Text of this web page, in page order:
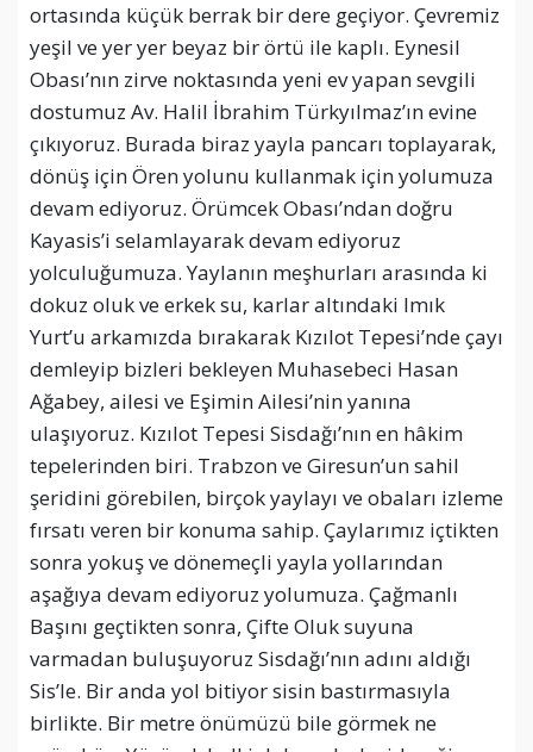
ortasında küçük berrak bir dere geçiyor. Çevremiz
yeşil ve yer yer beyaz bir örtü ile kaplı. Eynesil
Obası’nın zirve noktasında yeni ev yapan sevgili
dostumuz Av. Halil İbrahim Türkyılmaz’ın evine
çıkıyoruz. Burada biraz yayla pancarı toplayarak,
dönüş için Ören yolunu kullanmak için yolumuza
devam ediyoruz. Örümcek Obası’ndan doğru
Kayasis’i selamlayarak devam ediyoruz
yolculuğumuza. Yaylanın meşhurları arasında ki
dokuz oluk ve erkek su, karlar altındaki Imık
Yurt’u arkamızda bırakarak Kızılot Tepesi’nde çayı
demleyip bizleri bekleyen Muhasebeci Hasan
Ağabey, ailesi ve Eşimin Ailesi’nin yanına
ulaşıyoruz. Kızılot Tepesi Sisdağı’nın en hâkim
tepelerinden biri. Trabzon ve Giresun’un sahil
şeridini görebilen, birçok yaylayı ve obaları izleme
fırsatı veren bir konuma sahip. Çaylarımız içtikten
sonra yokuş ve dönemeçli yayla yollarından
aşağıya devam ediyoruz yolumuza. Çağmanlı
Başını geçtikten sonra, Çifte Oluk suyuna
varmadan buluşuyoruz Sisdağı’nın adını aldığı
Sis’le. Bir anda yol bitiyor sisin bastırmasıyla
birlikte. Bir metre önümüzü bile görmek ne